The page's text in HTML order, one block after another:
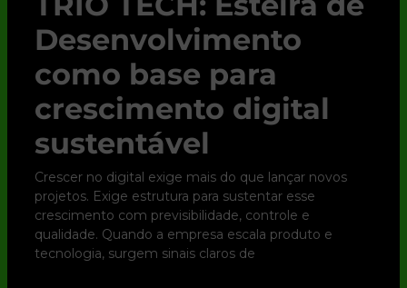
Desenvolvimento
como base para
crescimento digital
sustentável
Crescer no digital exige mais do que lançar novos
projetos. Exige estrutura para sustentar esse
crescimento com previsibilidade, controle e
qualidade. Quando a empresa escala produto e
tecnologia, surgem sinais claros de